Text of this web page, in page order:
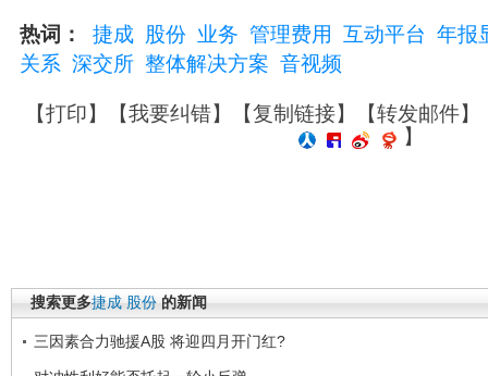
热词： 捷成 股份 业务 管理费用 互动平台 年报
关系 深交所 整体解决方案 音视频
【打印】【我要纠错】【复制链接】【转发邮件】
】
搜索更多捷成 股份 的新闻
三因素合力驰援A股 将迎四月开门红?